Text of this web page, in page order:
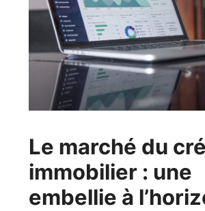
Le marché du
immobilier : une
embellie à